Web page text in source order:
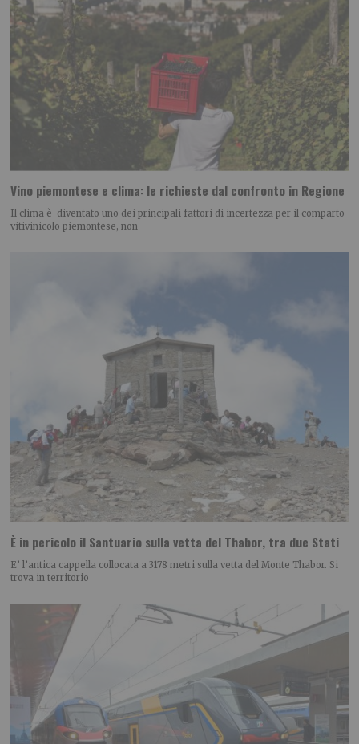
Vino piemontese e clima: le richieste dal confronto in Regione
Il clima è diventato uno dei principali fattori di incertezza per il comparto
vitivinicolo piemontese, non
È in pericolo il Santuario sulla vetta del Thabor, tra due Stati
E’ l’antica cappella collocata a 3178 metri sulla vetta del Monte Thabor. Si
trova in territorio